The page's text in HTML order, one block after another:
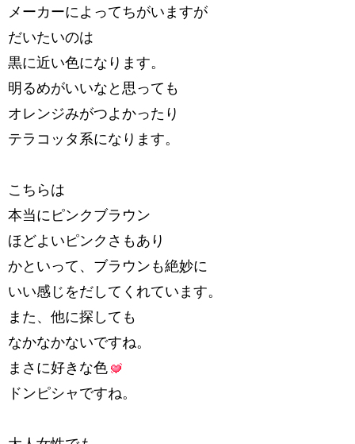
メーカーによってちがいますが
だいたいのは
黒に近い色になります。
明るめがいいなと思っても
オレンジみがつよかったり
テラコッタ系になります。
こちらは
本当にピンクブラウン
ほどよいピンクさもあり
かといって、ブラウンも絶妙に
いい感じをだしてくれています。
また、他に探しても
なかなかないですね。
まさに好きな色
ドンピシャですね。